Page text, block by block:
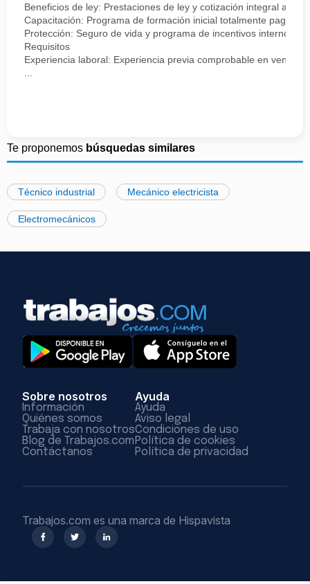
Beneficios de ley: Prestaciones de ley y cotización integral ante
Capacitación: Programa de formación inicial totalmente pagado.
Protección: Seguro de vida y programa de incentivos internos.
Requisitos
Experiencia laboral: Experiencia previa comprobable en
Te proponemos búsquedas similares
Técnico industrial Mecánico electricista
Electromecánicos
Sobre nosotros
Información
Quiénes somos
Trabaja con nosotros
Blog de Trabajos.com
Contáctanos
Ayuda
Ayuda
Aviso legal
Condiciones de uso
Política de cookies
Política de privacidad
Trabajos.com es una marca de Hispavista